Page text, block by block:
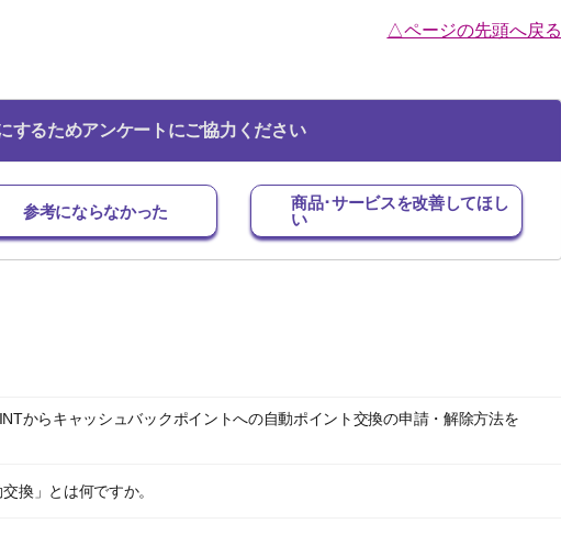
△ページの先頭へ戻る
するためアンケートにご協力ください
参考にならなかった
商品･サービスを改善してほし
い
からキャッシュバックポイントへの自動ポイント交換の申請・解除方法を
換」とは何ですか。